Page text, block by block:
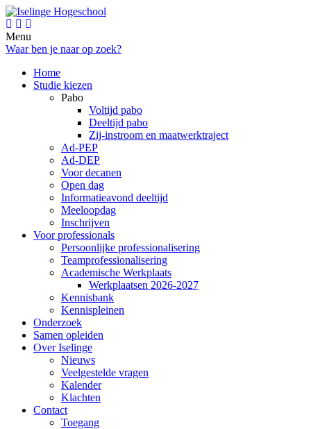
Menu
Waar ben je naar op zoek?
Home
Studie kiezen
Pabo
Voltijd pabo
Deeltijd pabo
Zij-instroom en maatwerktraject
Ad-PEP
Ad-DEP
Voor decanen
Open dag
Informatieavond deeltijd
Meeloopdag
Inschrijven
Voor professionals
Persoonlijke professionalisering
Teamprofessionalisering
Academische Werkplaats
Werkplaatsen 2026-2027
Kennisbank
Kennispleinen
Onderzoek
Samen opleiden
Over Iselinge
Nieuws
Veelgestelde vragen
Kalender
Klachten
Contact
Toegang